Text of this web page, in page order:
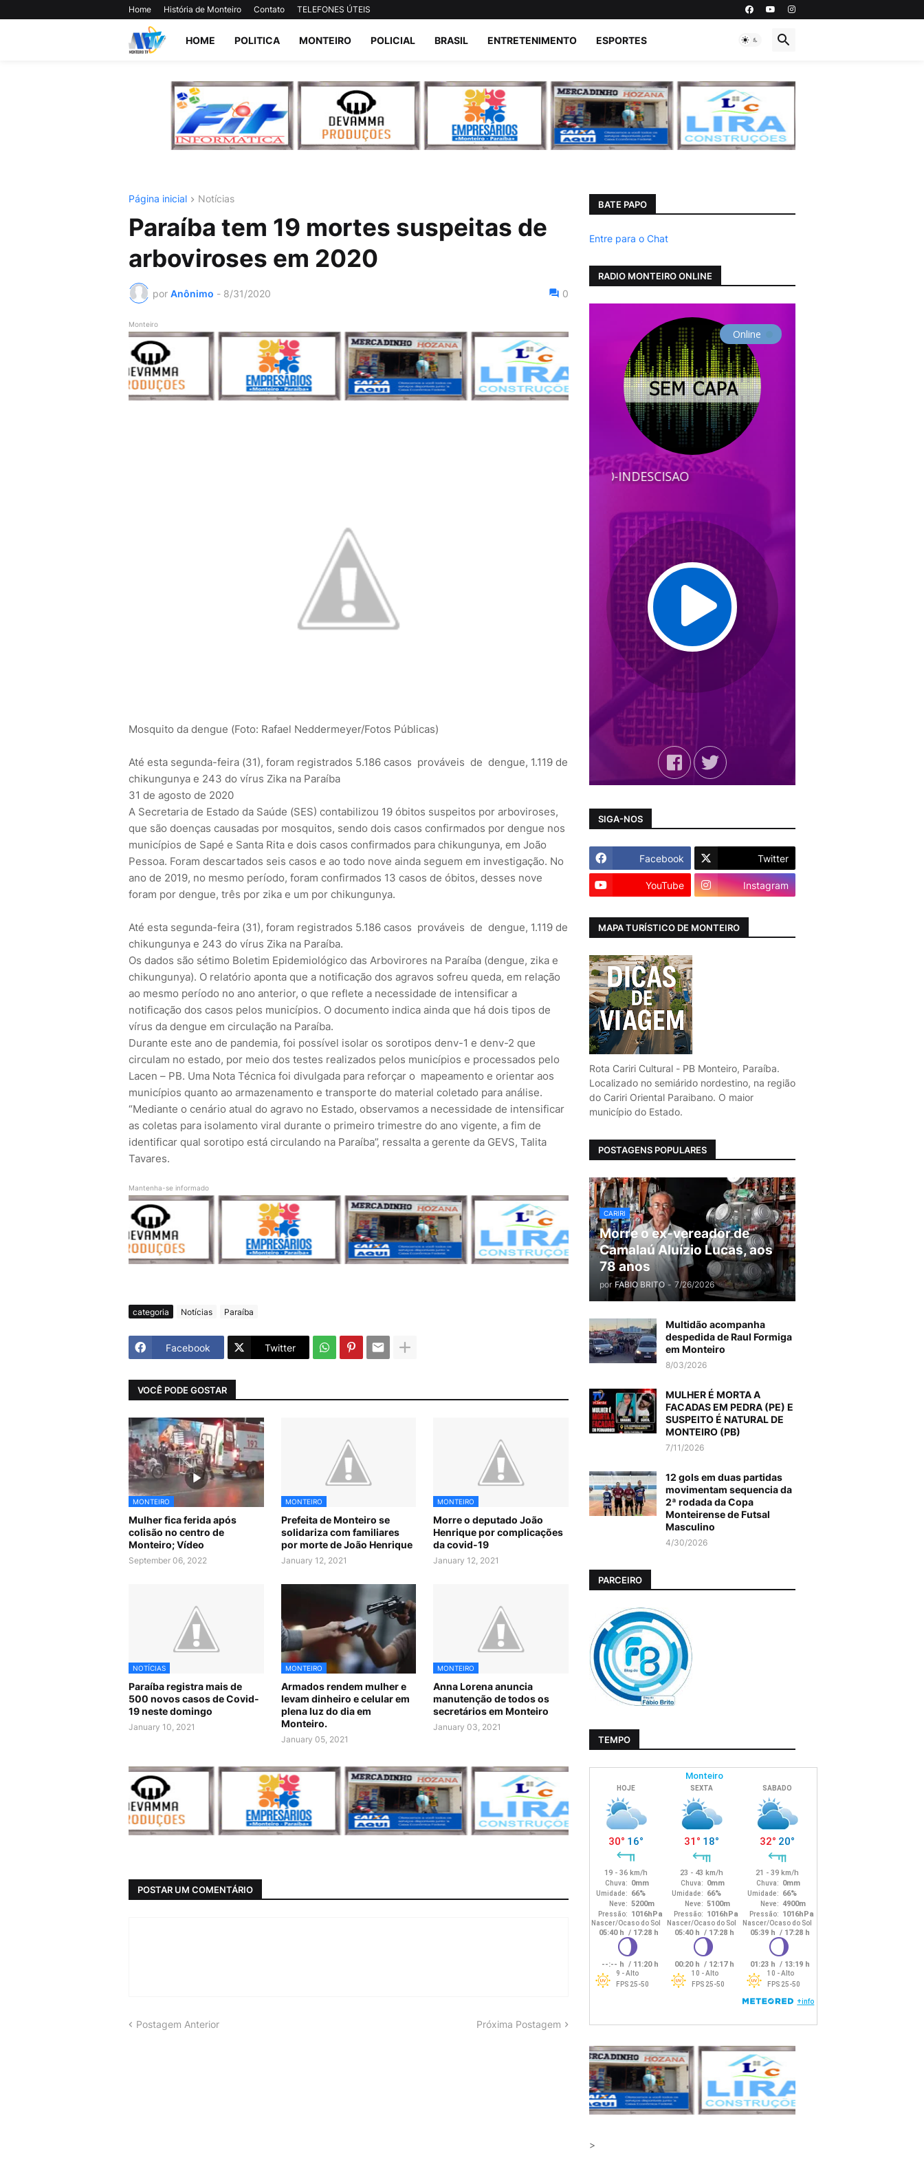
Home História de Monteiro Contato TELEFONES ÚTEIS
HOME POLITICA MONTEIRO POLICIAL BRASIL ENTRETENIMENTO ESPORTES
Página inicial Notícias
Paraíba tem 19 mortes suspeitas de
arboviroses em 2020
por Anônimo - 8/31/2020 0
Monteiro
Mosquito da dengue (Foto: Rafael Neddermeyer/Fotos Públicas)
Até esta segunda-feira (31), foram registrados 5.186 casos prováveis de dengue, 1.119 de
chikungunya e 243 do vírus Zika na Paraíba
31 de agosto de 2020
A Secretaria de Estado da Saúde (SES) contabilizou 19 óbitos suspeitos por arboviroses,
que são doenças causadas por mosquitos, sendo dois casos confirmados por dengue nos
municípios de Sapé e Santa Rita e dois casos confirmados para chikungunya, em João
Pessoa. Foram descartados seis casos e ao todo nove ainda seguem em investigação. No
ano de 2019, no mesmo período, foram confirmados 13 casos de óbitos, desses nove
foram por dengue, três por zika e um por chikungunya.
Até esta segunda-feira (31), foram registrados 5.186 casos prováveis de dengue, 1.119 de
chikungunya e 243 do vírus Zika na Paraíba.
Os dados são sétimo Boletim Epidemiológico das Arbovirores na Paraíba (dengue, zika e
chikungunya). O relatório aponta que a notificação dos agravos sofreu queda, em relação
ao mesmo período no ano anterior, o que reflete a necessidade de intensificar a
notificação dos casos pelos municípios. O documento indica ainda que há dois tipos de
vírus da dengue em circulação na Paraíba.
Durante este ano de pandemia, foi possível isolar os sorotipos denv-1 e denv-2 que
circulam no estado, por meio dos testes realizados pelos municípios e processados pelo
Lacen – PB. Uma Nota Técnica foi divulgada para reforçar o mapeamento e orientar aos
municípios quanto ao armazenamento e transporte do material coletado para análise.
“Mediante o cenário atual do agravo no Estado, observamos a necessidade de intensificar
as coletas para isolamento viral durante o primeiro trimestre do ano vigente, a fim de
identificar qual sorotipo está circulando na Paraíba”, ressalta a gerente da GEVS, Talita
Tavares.
Mantenha-se informado
categoria Notícias Paraíba
Facebook Twitter
VOCÊ PODE GOSTAR
MONTEIRO
Mulher fica ferida após
colisão no centro de
Monteiro; Vídeo
September 06, 2022
MONTEIRO
Prefeita de Monteiro se
solidariza com familiares
por morte de João Henrique
January 12, 2021
MONTEIRO
Morre o deputado João
Henrique por complicações
da covid-19
January 12, 2021
NOTÍCIAS
Paraíba registra mais de
500 novos casos de Covid-
19 neste domingo
January 10, 2021
MONTEIRO
Armados rendem mulher e
levam dinheiro e celular em
plena luz do dia em
Monteiro.
January 05, 2021
MONTEIRO
Anna Lorena anuncia
manutenção de todos os
secretários em Monteiro
January 03, 2021
POSTAR UM COMENTÁRIO
Postagem Anterior Próxima Postagem
BATE PAPO
Entre para o Chat
RADIO MONTEIRO ONLINE
SIGA-NOS
Facebook Twitter
YouTube Instagram
MAPA TURÍSTICO DE MONTEIRO
Rota Cariri Cultural - PB Monteiro, Paraíba.
Localizado no semiárido nordestino, na região
do Cariri Oriental Paraibano. O maior
município do Estado.
POSTAGENS POPULARES
CARIRI
Morre o ex-vereador de
Camalaú Aluízio Lucas, aos
78 anos
por FABIO BRITO - 7/26/2026
Multidão acompanha
despedida de Raul Formiga
em Monteiro
8/03/2026
MULHER É MORTA A
FACADAS EM PEDRA (PE) E
SUSPEITO É NATURAL DE
MONTEIRO (PB)
7/11/2026
12 gols em duas partidas
movimentam sequencia da
2ª rodada da Copa
Monteirense de Futsal
Masculino
4/30/2026
PARCEIRO
TEMPO
>